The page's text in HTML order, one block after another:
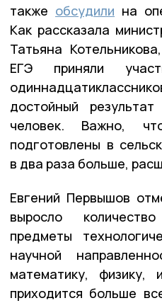
также обсудили на
Как рассказала
Татьяна
ЕГЭ приняли
достойный
человек. Важно,
подготовлены в
в два раза больше,
Евгений Первышов
выросло
предметы
научной
математику, физику,
приходится больше